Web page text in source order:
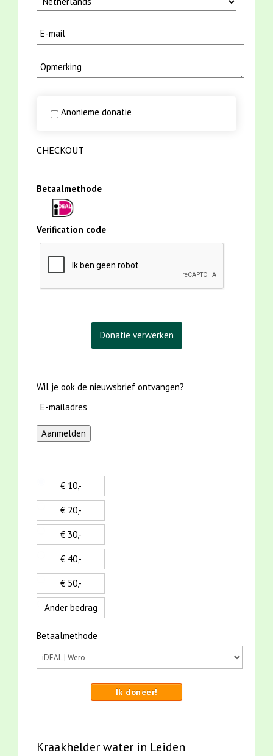
Anonieme donatie
CHECKOUT
Betaalmethode
Verification code
Wil je ook de nieuwsbrief ontvangen?
€ 10,-
€ 20,-
€ 30,-
€ 40,-
€ 50,-
Ander bedrag
Betaalmethode
Ik doneer!
Kraakhelder water in Leiden